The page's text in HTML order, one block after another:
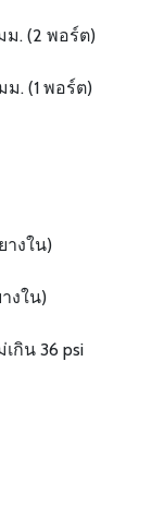
ม. (2 พอร์ต)
ม. (1 พอร์ต)
างใน)
งใน)
กิน 36 psi